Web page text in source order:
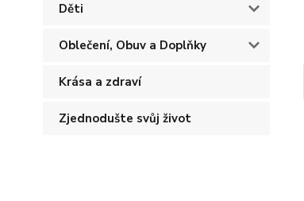
Děti
Oblečení, Obuv a Doplňky
Krása a zdraví
Zjednodušte svůj život